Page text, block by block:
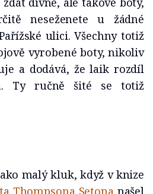
neseženete u žádné
ulici. Všechny totiž
vyrobené boty, nikoliv
a dodává, že laik rozdíl
Ty ručně šité se totiž
malý kluk, když v knize
Thompsona Setonanašel